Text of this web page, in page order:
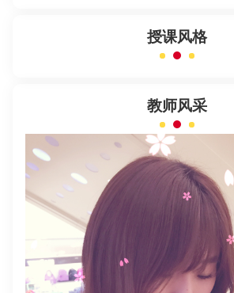
授课风格
教师风采